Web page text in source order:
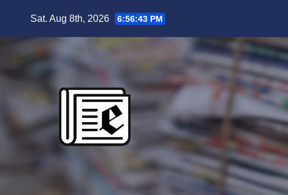
Sat. Aug 8th, 2026 6:56:44 PM